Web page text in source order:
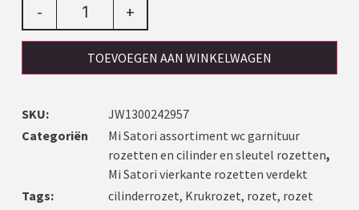
- +
TOEVOEGEN AAN WINKELWAGEN
SKU:
JW1300242957
Categoriën
Mi Satori assortiment wc garnituur
rozetten en cilinder en sleutel rozetten,
Mi Satori vierkante rozetten verdekt
Tags:
cilinderrozet, Krukrozet, rozet, rozet